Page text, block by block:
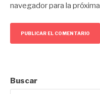
navegador para la
Buscar